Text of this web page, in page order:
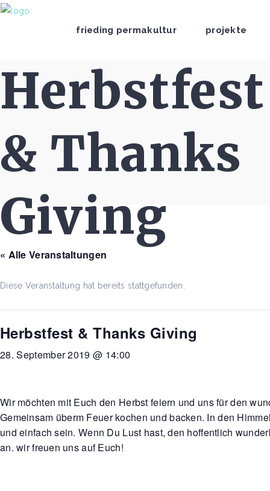
frieding permakultur projekte
Herbstfest
& Thanks
Giving
« Alle Veranstaltungen
Diese Veranstaltung hat bereits stattgefunden.
Herbstfest & Thanks Giving
28. September 2019 @ 14:00
Wir möchten mit Euch den Herbst feiern und uns für den
Gemeinsam überm Feuer kochen und backen. In den
und einfach sein. Wenn Du Lust hast, den hoffentlich
an. wir freuen uns auf Euch!